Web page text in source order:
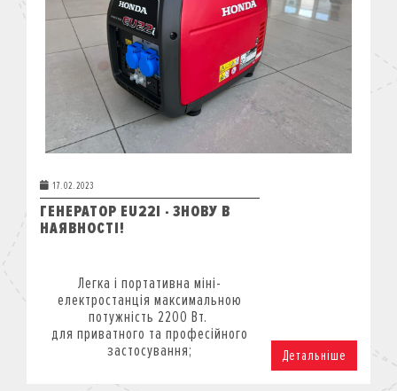
17.02.2023
ГЕНЕРАТОР EU22I - ЗНОВУ В
НАЯВНОСТІ!
Легка і портативна міні-
електростанція максимальною
потужність 2200 Вт.
для приватного та професійного
застосування;
Детальніше